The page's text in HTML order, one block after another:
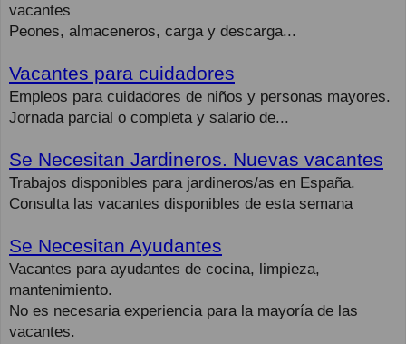
vacantes
Peones, almaceneros, carga y descarga...
Vacantes para cuidadores
Empleos para cuidadores de niños y personas mayores.
Jornada parcial o completa y salario de...
Se Necesitan Jardineros. Nuevas vacantes
Trabajos disponibles para jardineros/as en España.
Consulta las vacantes disponibles de esta semana
Se Necesitan Ayudantes
Vacantes para ayudantes de cocina, limpieza,
mantenimiento.
No es necesaria experiencia para la mayoría de las
vacantes.